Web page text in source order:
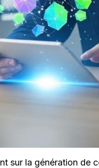
sur la génération de